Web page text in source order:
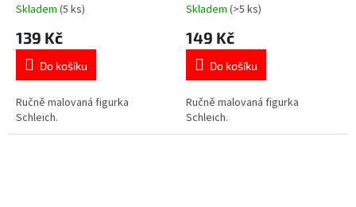
Průměrné
produktu
5,0
5
hvězdiček.
Skladem (5 ks)
139 Kč
Do košíku
Ručně malovaná figurka
Schleich.
Průměrné
produktu
5,0
5
hvězdiček.
Skladem (>5 ks)
149 Kč
Do košíku
Ručně malovaná figurka
Schleich.